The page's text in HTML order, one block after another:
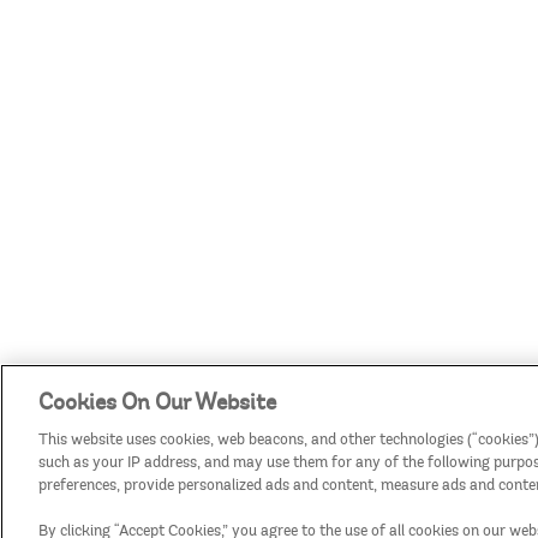
Cookies On Our Website
This website uses cookies, web beacons, and other technologies
such as your IP address, and may use them for any of the following
preferences, provide personalized ads and content, measure ads and
By clicking “Accept Cookies,” you agree to the use of all cookies on our